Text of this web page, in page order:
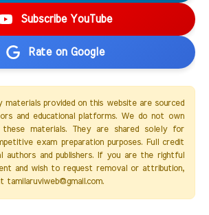
Subscribe YouTube
Rate on Google
provided on this website are sourced
and educational platforms. We do not own
materials. They are shared solely for
exam preparation purposes. Full credit
authors and publishers. If you are the rightful
and wish to request removal or attribution,